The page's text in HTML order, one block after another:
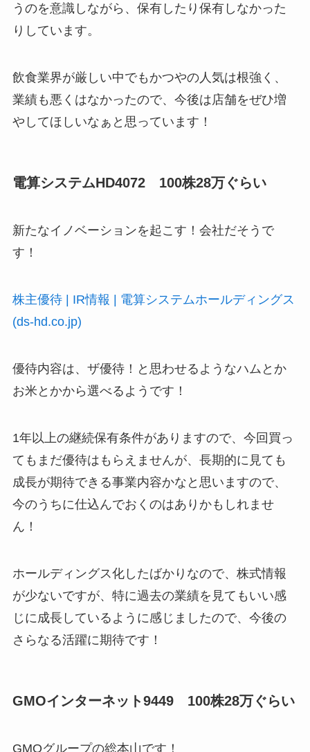
うのを意識しながら、保有したり保有しなかった
りしています。
飲食業界が厳しい中でもかつやの人気は根強く、
業績も悪くはなかったので、今後は店舗をぜひ増
やしてほしいなぁと思っています！
電算システムHD4072 100株28万ぐらい
新たなイノベーションを起こす！会社だそうで
す！
株主優待 | IR情報 | 電算システムホールディングス
(ds-hd.co.jp)
優待内容は、ザ優待！と思わせるようなハムとか
お米とかから選べるようです！
1年以上の継続保有条件がありますので、今回買っ
てもまだ優待はもらえませんが、長期的に見ても
成長が期待できる事業内容かなと思いますので、
今のうちに仕込んでおくのはありかもしれませ
ん！
ホールディングス化したばかりなので、株式情報
が少ないですが、特に過去の業績を見てもいい感
じに成長しているように感じましたので、今後の
さらなる活躍に期待です！
GMOインターネット9449 100株28万ぐらい
GMOグループの総本山です！